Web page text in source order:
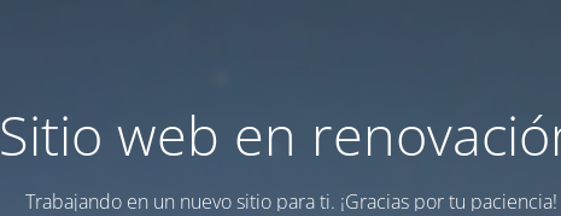
Sitio web en
Trabajando en un nuevo sitio para ti. ¡Gracias por tu paciencia!